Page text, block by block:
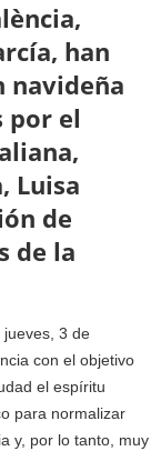
han
navideña
por el
Luisa
de
de la
jueves, 3 de
con el objetivo
el espíritu
para normalizar
y, por lo tanto, muy